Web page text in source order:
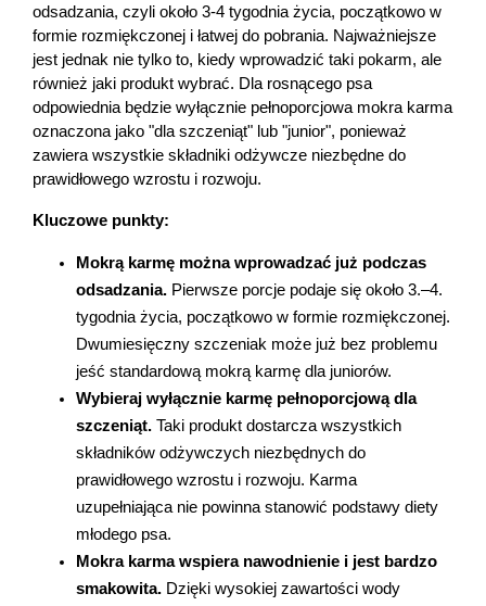
Zabawki
Sprzęt medyczny
Motoryzacja
Grupy produktowe
odsadzania, czyli około 3-4 tygodnia życia, początkowo w
formie rozmiękczonej i łatwej do pobrania. Najważniejsze
jest jednak nie tylko to, kiedy wprowadzić taki pokarm, ale
również jaki produkt wybrać. Dla rosnącego psa
odpowiednia będzie wyłącznie pełnoporcjowa mokra karma
oznaczona jako "dla szczeniąt" lub "junior", ponieważ
zawiera wszystkie składniki odżywcze niezbędne do
prawidłowego wzrostu i rozwoju.
Kluczowe punkty:
Mokrą karmę można wprowadzać już podczas
odsadzania. Pierwsze porcje podaje się około 3.–4.
tygodnia życia, początkowo w formie rozmiękczonej.
Dwumiesięczny szczeniak może już bez problemu
jeść standardową mokrą karmę dla juniorów.
Wybieraj wyłącznie karmę pełnoporcjową dla
szczeniąt. Taki produkt dostarcza wszystkich
składników odżywczych niezbędnych do
prawidłowego wzrostu i rozwoju. Karma
uzupełniająca nie powinna stanowić podstawy diety
młodego psa.
Mokra karma wspiera nawodnienie i jest bardzo
smakowita. Dzięki wysokiej zawartości wody